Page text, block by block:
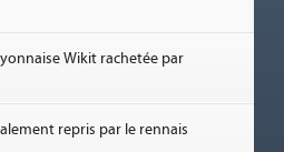
Wikit rachetée par
repris par le rennais